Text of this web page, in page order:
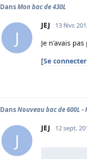
DansMon bac de 430L
J
JEJ 13 févr.
Je n'avais
[Se
DansNouveau bac de 600L -
J
JEJ 12 sept.